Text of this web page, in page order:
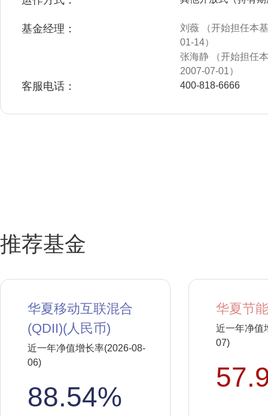
基金经理：
刘薇 （开始担任本
01-14）
张海静 （开始担任
2007-07-01）
客服电话： 400-818-6666
推荐基金
华夏移动互联混合
(QDII)(人民币)
近一年净值增长率(2026-08-
06)
88.54%
华夏节
近一年净值
07)